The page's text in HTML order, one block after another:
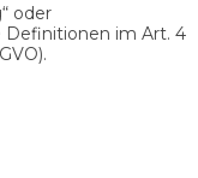
oder
Definitionen im Art. 4